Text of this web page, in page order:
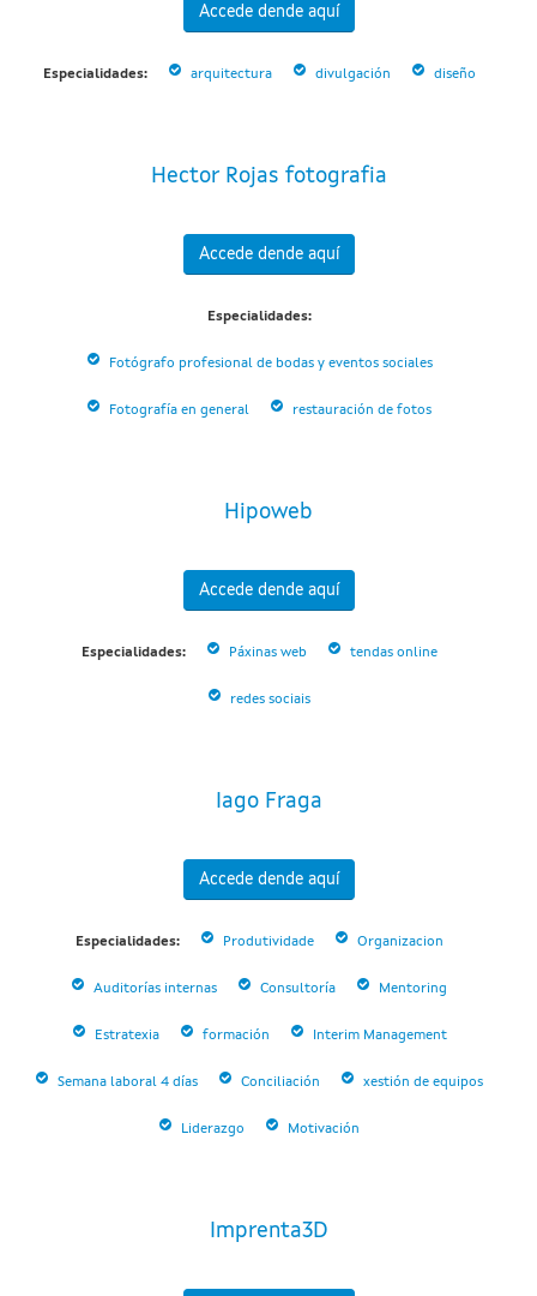
Accede dende aquí
Especialidades: arquitectura divulgación diseño
Hector Rojas fotografia
Accede dende aquí
Especialidades:
Fotógrafo profesional de bodas y eventos sociales
Fotografía en general restauración de fotos
Hipoweb
Accede dende aquí
Especialidades: Páxinas web tendas online
redes sociais
Iago Fraga
Accede dende aquí
Especialidades: Produtividade Organizacion
Auditorías internas Consultoría Mentoring
Estratexia formación Interim Management
Semana laboral 4 días Conciliación xestión de equipos
Liderazgo Motivación
Imprenta3D